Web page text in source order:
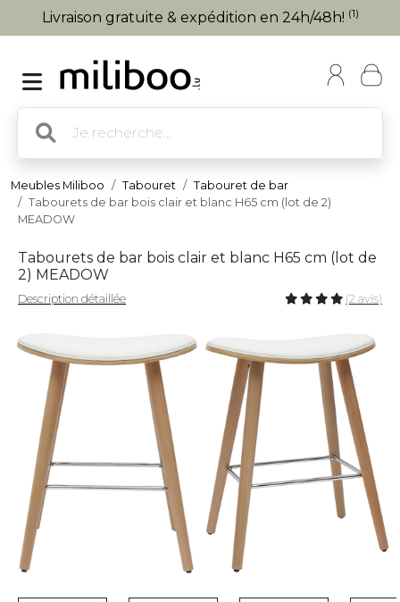
Livraison gratuite & expédition en 24h/48h! (1)
Meubles Miliboo Tabouret
Tabouret de bar
Tabourets de bar bois clair et blanc H65 cm (lot de 2)
MEADOW
Tabourets de bar bois clair et blanc H65 cm (lot de
2) MEADOW
Description détaillée (2 avis)